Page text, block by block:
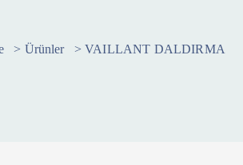
> Ürünler >VAILLANT DALDIRMA